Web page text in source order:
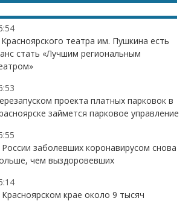
театра им. Пушкина есть
стать «Лучшим региональным
проекта платных парковок в
займется парковое управление
заболевших коронавирусом снова
чем выздоровевших
крае около 9 тысяч